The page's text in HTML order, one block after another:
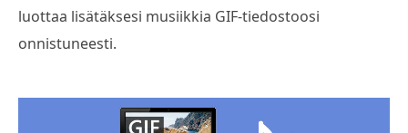
luottaa lisätäksesi musiikkia GIF-tiedostoosi
onnistuneesti.